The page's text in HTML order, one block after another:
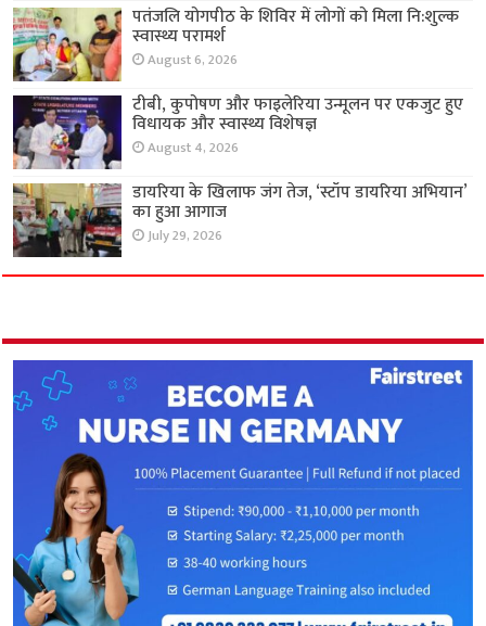
पतंजलि योगपीठ के शिविर में लोगों को मिला नि:शुल्क
स्वास्थ्य परामर्श
August 6, 2026
टीबी, कुपोषण और फाइलेरिया उन्मूलन पर एकजुट हुए
विधायक और स्वास्थ्य विशेषज्ञ
August 4, 2026
डायरिया के खिलाफ जंग तेज, ‘स्टॉप डायरिया अभियान’
का हुआ आगाज
July 29, 2026